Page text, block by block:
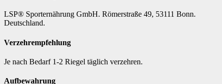
LSP® Sporternährung GmbH. Römerstraße 49, 53111 Bonn.
Deutschland.
Verzehrempfehlung
Je nach Bedarf 1-2 Riegel täglich verzehren.
Aufbewahrung